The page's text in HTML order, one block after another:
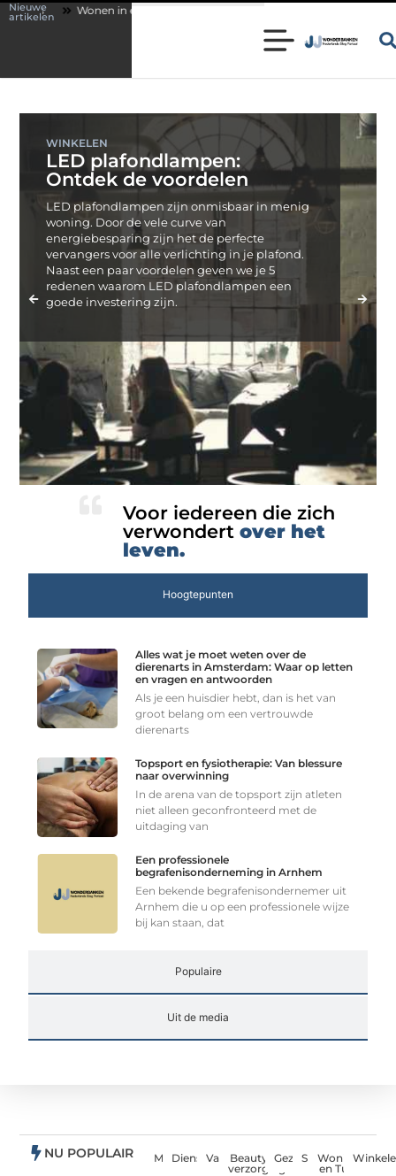
Nieuwe
artikelen woning in Bunschoten? Controleer of je sloten nog voldoen
WINKELEN
LED plafondlampen:
Ontdek de voordelen
LED plafondlampen zijn onmisbaar in menig
woning. Door de vele curve van
energiebesparing zijn het de perfecte
vervangers voor alle verlichting in je plafond.
Naast een paar voordelen geven we je 5
redenen waarom LED plafondlampen een
goede investering zijn.
Voor iedereen die zich
verwondert over het
leven.
Hoogtepunten
Populaire
Uit de media
Alles wat je moet weten over de
dierenarts in Amsterdam: Waar op letten
en vragen en antwoorden
Als je een huisdier hebt, dan is het van
groot belang om een vertrouwde
dierenarts
Topsport en fysiotherapie: Van blessure
naar overwinning
In de arena van de topsport zijn atleten
niet alleen geconfronteerd met de
uitdaging van
Een professionele
begrafenisonderneming in Arnhem
Een bekende begrafenisondernemer uit
Arnhem die u op een professionele wijze
bij kan staan, dat
NU POPULAIR MediaDienstverlening
VakantieBeauty en
verzorging
Gezondheid
SportWoning
en Tuin